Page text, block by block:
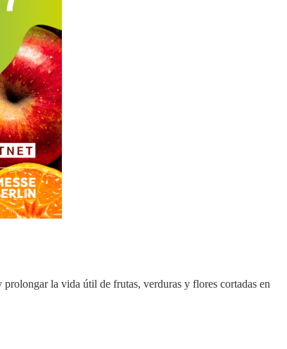
prolongar la vida útil de frutas, verduras y flores cortadas en